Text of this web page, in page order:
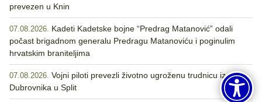
prevezen u Knin
07.08.2026. Kadeti Kadetske bojne “Predrag Matanović” odali
počast brigadnom generalu Predragu Matanoviću i poginulim
hrvatskim braniteljima
07.08.2026. Vojni piloti prevezli životno ugroženu trudnicu iz
Dubrovnika u Split